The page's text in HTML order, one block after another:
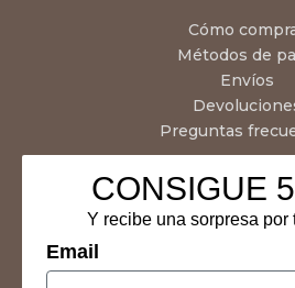
Cómo
Métodos de
Envíos
Preguntas
CONSIGUE
Y recibe una sorpresa por
Email